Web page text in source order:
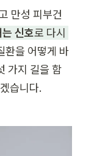
만성 피부건
신호로 다시
환을 어떻게 바
가지 길을 함
습니다.